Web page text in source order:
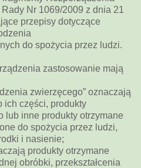
Nr 1069/2009 z dnia 21
przepisy dotyczące
do spożycia przez ludzi.
zastosowanie mają
zwierzęcego” oznaczają
ich części, produkty
lub inne produkty otrzymane
do spożycia przez ludzi,
i nasienie;
produkty otrzymane
obróbki, przekształcenia